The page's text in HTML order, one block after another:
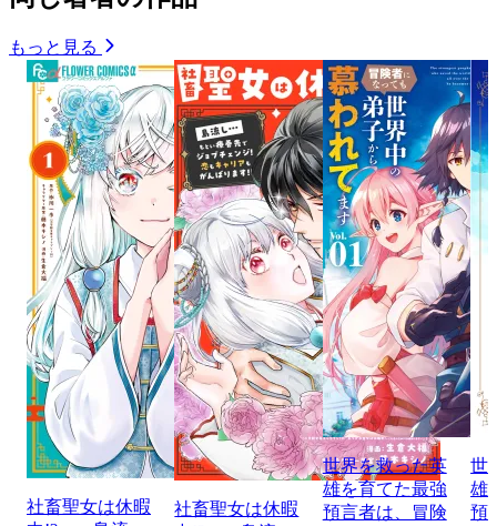
もっと見る
社畜聖女は休暇
社畜聖女は休暇
世界を救った英
雄を育てた最強
預言者は、冒険
世
雄
預